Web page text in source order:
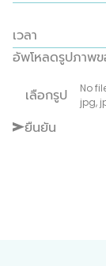
เวลา
อัพโหลดรูปภาพ
เลือกรูป
No
jpg,
ยืนยัน